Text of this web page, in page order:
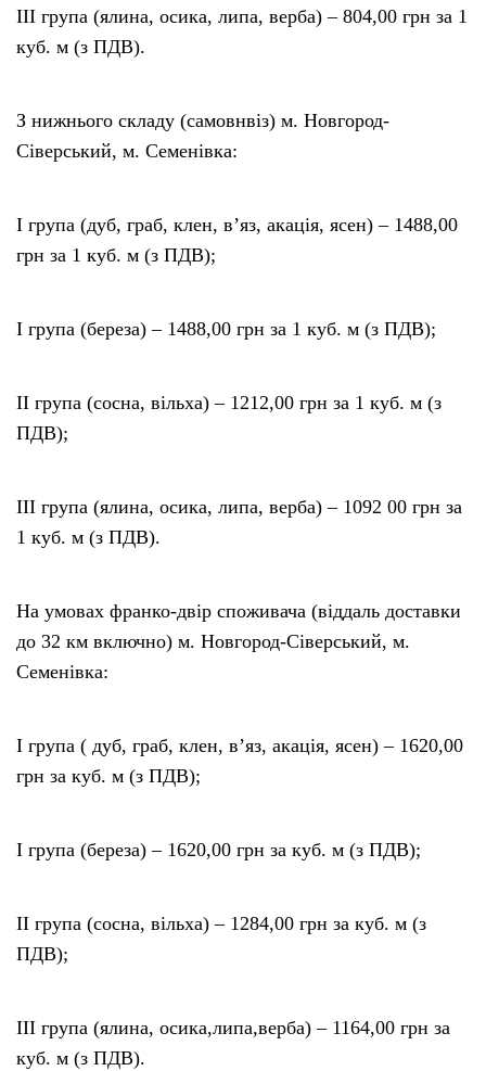
III група (ялина, осика, липа, верба) – 804,00 грн за 1
куб. м (з ПДВ).
З нижнього складу (самовнвіз) м. Новгород-
Сіверський, м. Семенівка:
І гpyпa (дуб, граб, клен, в’яз, акація, ясен) – 1488,00
грн за 1 куб. м (з ПДВ);
I гpyпa (береза) – 1488,00 грн за 1 куб. м (з ПДВ);
II група (сосна, вільха) – 1212,00 гpн за 1 куб. м (з
ПДВ);
III група (ялина, осика, липа, верба) – 1092 00 грн за
1 куб. м (з ПДВ).
На умовах франко-двір споживача (віддаль доставки
до 32 км включно) м. Новгород-Сіверський, м.
Семенівка:
I гpyпa ( дуб, граб, клен, в’яз, акація, ясен) – 1620,00
грн за куб. м (з ПДВ);
I гpyпa (береза) – 1620,00 грн за куб. м (з ПДВ);
II гpyпa (сосна, вільха) – 1284,00 грн за куб. м (з
ПДВ);
III група (ялина, осика,липа,верба) – 1164,00 грн за
куб. м (з ПДВ).